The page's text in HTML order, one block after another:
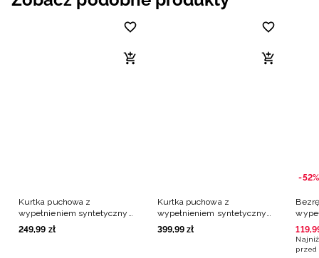
Kurtka puchowa z
wypełnieniem syntetycznym
damska - brązowa
249,99 zł
Kurtka puchowa z
wypełnieniem syntetycznym
damska - brązowa
399,99 zł
-52%
119,
przed